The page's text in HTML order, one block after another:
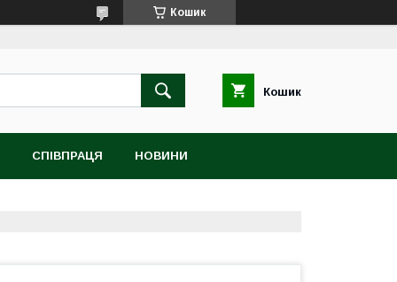
Кошик
Кошик
СПІВПРАЦЯ НОВИНИ